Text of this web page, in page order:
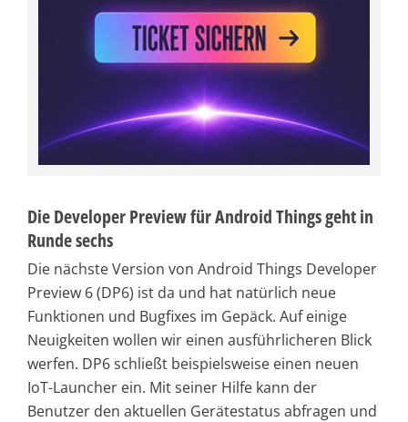
Die Developer Preview für Android Things geht in
Runde sechs
Die nächste Version von Android Things Developer
Preview 6 (DP6) ist da und hat natürlich neue
Funktionen und Bugfixes im Gepäck. Auf einige
Neuigkeiten wollen wir einen ausführlicheren Blick
werfen. DP6 schließt beispielsweise einen neuen
IoT-Launcher ein. Mit seiner Hilfe kann der
Benutzer den aktuellen Gerätestatus abfragen und